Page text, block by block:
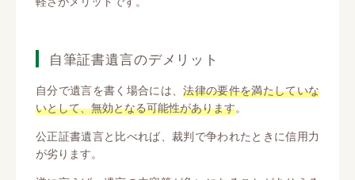
自筆証書遺言のデメリット
自分で遺言を書く場合には、法律の要件を満たしていな
いとして、無効となる可能性があります。
公正証書遺言と比べれば、裁判で争われたときに信用力
が劣ります。